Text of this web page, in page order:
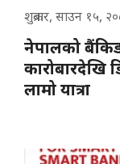
शुक्रबार, साउन १५,
नेपालको
लामो यात्रा